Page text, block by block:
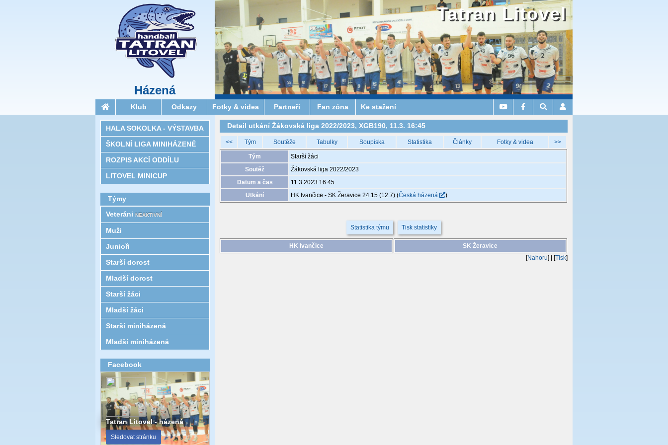
Házená
Tatran Litovel
Klub Odkazy Fotky & videa Partneři Fan zóna Ke stažení
Detail utkání Žákovská liga 2022/2023, XGB190, 11.3. 16:45
<< Tým Soutěže Tabulky Soupiska Statistika Články Fotky & videa >>
Tým
Starší žáci
Soutěž
Žákovská liga 2022/2023
Datum a čas
11.3.2023 16:45
Utkání
HK Ivančice - SK Žeravice 24:15 (12:7)(Česká házená )
Statistika týmu Tisk statistiky
HK Ivančice
SK Žeravice
[Nahoru] | [Tisk]
HALA SOKOLKA - VÝSTAVBA
ŠKOLNÍ LIGA MINIHÁZENÉ
ROZPIS AKCÍ ODDÍLU
LITOVEL MINICUP
Týmy
Veteráni NEAKTIVNÍ
Muži
Junioři
Starší dorost
Mladší dorost
Starší žáci
Mladší žáci
Starší miniházená
Mladší miniházená
Facebook
Tatran Litovel - házená
Sledovat stránku